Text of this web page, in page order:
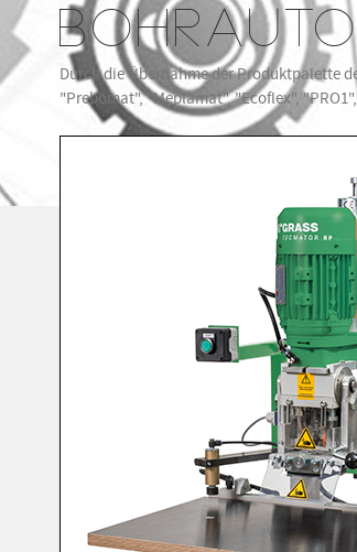
Durch die Übernahme der Produktpalette
"Prebomat", "Meplamat", "Ecoflex",